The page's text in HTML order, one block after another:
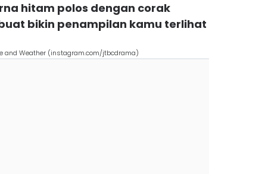
hitam polos dengan corak
bikin penampilan kamu terlihat
and Weather (instagram.com/jtbcdrama)